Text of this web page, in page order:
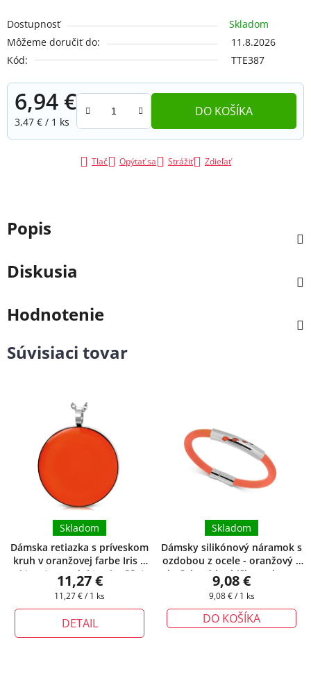
Dostupnosť
Skladom
Môžeme doručiť do:
11.8.2026
Kód:
TTE387
6,94 €
Jednotková cena:
3,47 € / 1 ks
DO KOŠÍKA
Tlač Opýtať sa Strážiť Zdieľať
Popis
Diskusia
Hodnotenie
Súvisiaci tovar
Dámska retiazka s príveskom
kruh v oranžovej farbe Iris +
pri tomto produkte si môžete
zvoliť dĺžku retiazky
Skladom
11,27 €
Jednotková
11,27 € / 1 ks
DETAIL
Dámsky silikónový náramok s
ozdobou z ocele - oranžový +
darčeková krabička zadarmo
Skladom
9,08 €
Jednotková
9,08 € / 1 ks
DO KOŠÍKA